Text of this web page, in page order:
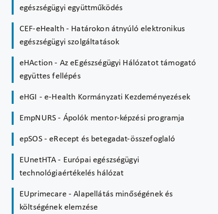
egészségügyi együttműködés
CEF-eHealth - Határokon átnyúló elektronikus
egészségügyi szolgáltatások
eHAction - Az eEgészségügyi Hálózatot támogató
együttes fellépés
eHGI - e-Health Kormányzati Kezdeményezések
EmpNURS - Ápolók mentor-képzési programja
epSOS - eRecept és betegadat-összefoglaló
EUnetHTA - Európai egészségügyi
technológiaértékelés hálózat
EUprimecare - Alapellátás minőségének és
költségének elemzése